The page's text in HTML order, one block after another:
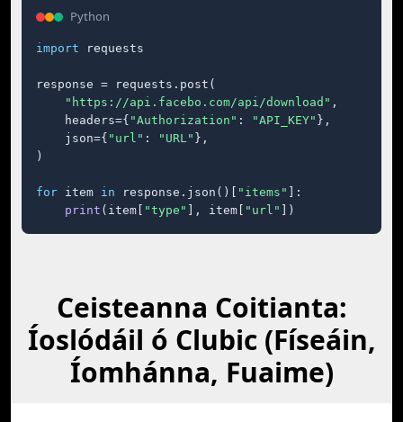
Python
import requests
response = requests.post(
"https://api.facebo.com/api/download" ,
    headers={
"Authorization" : "API_KEY" },
    json={
"url" : "URL" },
)
for item in response.json()[ "items"
]:
print (item[ "type" ], item[ "url" ])
Ceisteanna Coitianta:
Íoslódáil ó Clubic (Físeáin,
Íomhánna, Fuaime)